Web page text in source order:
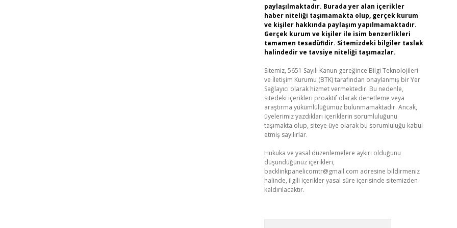
paylaşılmaktadır. Burada yer alan içerikler
haber niteliği taşımamakta olup, gerçek kurum
ve kişiler hakkında paylaşım yapılmamaktadır.
Gerçek kurum ve kişiler ile isim benzerlikleri
tamamen tesadüfidir. Sitemizdeki bilgiler taslak
halindedir ve tavsiye niteliği taşımazlar.
Sitemiz, 5651 Sayılı Kanun gereğince Bilgi Teknolojileri
ve İletişim Kurumu (BTK) tarafından onaylanmış bir Yer
Sağlayıcı olarak hizmet vermektedir. Bu nedenle,
sitedeki içerikleri proaktif olarak denetleme veya
araştırma yükümlülüğümüz bulunmamaktadır. Ancak,
üyelerimiz yazdıkları içeriklerin sorumluluğunu
taşımakta olup, siteye üye olarak bu sorumluluğu kabul
etmiş sayılırlar.
Hukuka ve yasal düzenlemelere aykırı olduğunu
düşündüğünüz içerikleri,
backlinkpanelicomtr@gmail.com adresine bildirmeniz
halinde, ilgili içerikler yasal süre içerisinde sitemizden
kaldırılacaktır.